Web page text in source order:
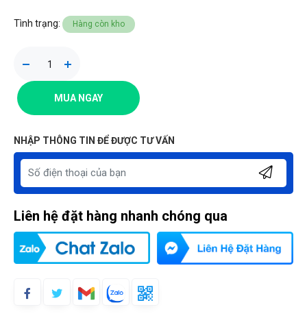
Tình trạng: Hàng còn kho
MUA NGAY
NHẬP THÔNG TIN ĐỂ ĐƯỢC TƯ VẤN
Liên hệ đặt hàng nhanh chóng qua